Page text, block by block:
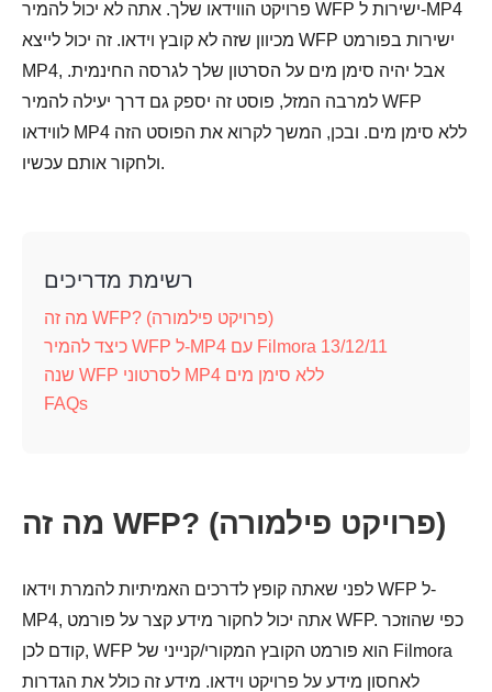
פרויקט הווידאו שלך. אתה לא יכול להמיר WFP ישירות ל-MP4
מכיוון שזה לא קובץ וידאו. זה יכול לייצא WFP ישירות בפורמט
MP4, אבל יהיה סימן מים על הסרטון שלך לגרסה החינמית.
למרבה המזל, פוסט זה יספק גם דרך יעילה להמיר WFP
לווידאו MP4 ללא סימן מים. ובכן, המשך לקרוא את הפוסט הזה
ולחקור אותם עכשיו.
רשימת מדריכים
מה זה WFP? (פרויקט פילמורה)
כיצד להמיר WFP ל-MP4 עם Filmora 13/12/11
שנה WFP לסרטוני MP4 ללא סימן מים
FAQs
מה זה WFP? (פרויקט פילמורה)
לפני שאתה קופץ לדרכים האמיתיות להמרת וידאו WFP ל-
MP4, אתה יכול לחקור מידע קצר על פורמט WFP. כפי שהוזכר
קודם לכן, WFP הוא פורמט הקובץ המקורי/קנייני של Filmora
לאחסון מידע על פרויקט וידאו. מידע זה כולל את הגדרות